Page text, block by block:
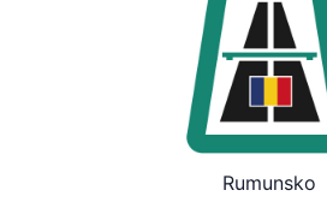
Rumunsko